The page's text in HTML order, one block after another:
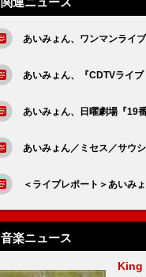
あいみょん、ワンマンライ
あいみょん、『CDTVライ
あいみょん、日曜劇場『19
あいみょん／ミセス／サウ
＜ライブレポート＞あいみ
音楽ニュース
King